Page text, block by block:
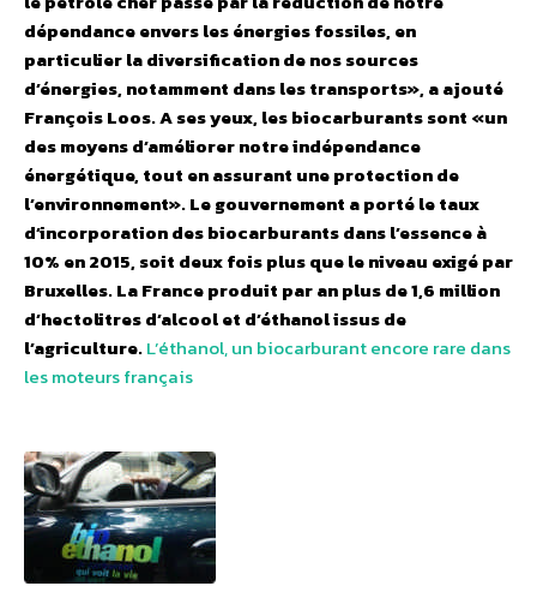
dépendance envers les énergies fossiles, en
particulier la diversification de nos sources
d’énergies, notamment dans les transports», a ajouté
François Loos. A ses yeux, les biocarburants sont «un
des moyens d’améliorer notre indépendance
énergétique, tout en assurant une protection de
l’environnement». Le gouvernement a porté le taux
d’incorporation des biocarburants dans l’essence à
10% en 2015, soit deux fois plus que le niveau exigé par
Bruxelles. La France produit par an plus de 1,6 million
d’hectolitres d’alcool et d’éthanol issus de
l’agriculture.L’éthanol, un biocarburant encore rare dans
les moteurs français